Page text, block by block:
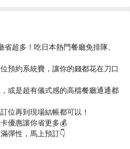
超多！吃日本熱門餐廳免排隊、
預約系統費，讓你的錢都花在刀口
或是超有儀式感的高檔餐廳通通都
位再到現場結帳都可以！
優惠讓你省更多💰
彈性，馬上預訂👇